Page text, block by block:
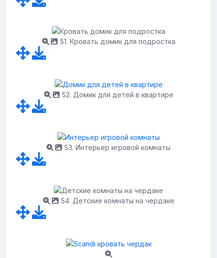
51. Кровать домик для подростка
52. Домик для детей в квартире
53. Интерьер игровой комнаты
54. Детские комнаты на чердаке